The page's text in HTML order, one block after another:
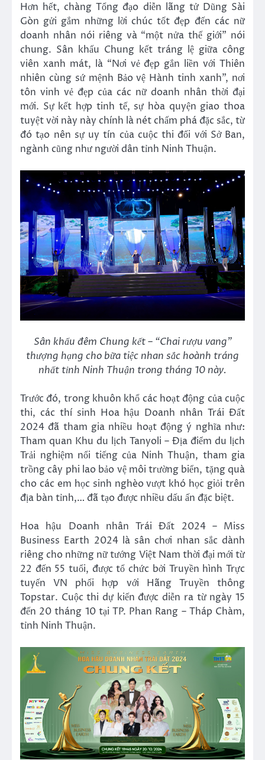
Hơn hết, chàng Tổng đạo diễn lãng tử Dũng Sài
Gòn gửi gắm những lời chúc tốt đẹp đến các nữ
doanh nhân nói riêng và “một nửa thế giới” nói
chung. Sân khấu Chung kết tráng lệ giữa công
viên xanh mát, là “Nơi vẻ đẹp gắn liền với Thiên
nhiên cùng sứ mệnh Bảo vệ Hành tinh xanh”, nơi
tôn vinh vẻ đẹp của các nữ doanh nhân thời đại
mới. Sự kết hợp tinh tế, sự hòa quyện giao thoa
tuyệt vời này này chính là nét chấm phá đặc sắc, từ
đó tạo nên sự uy tín của cuộc thi đối với Sở Ban,
ngành cũng như người dân tỉnh Ninh Thuận.
Sân khấu đêm Chung kết – “Chai rượu vang”
thượng hạng cho bữa tiệc nhan sắc hoành tráng
nhất tỉnh Ninh Thuận trong tháng 10 này.
Trước đó, trong khuôn khổ các hoạt động của cuộc
thi, các thí sinh Hoa hậu Doanh nhân Trái Đất
2024 đã tham gia nhiều hoạt động ý nghĩa như:
Tham quan Khu du lịch Tanyoli – Địa điểm du lịch
Trải nghiệm nổi tiếng của Ninh Thuận, tham gia
trồng cây phi lao bảo vệ môi trường biển, tặng quà
cho các em học sinh nghèo vượt khó học giỏi trên
địa bàn tỉnh,… đã tạo được nhiều dấu ấn đặc biệt.
Hoa hậu Doanh nhân Trái Đất 2024 – Miss
Business Earth 2024 là sân chơi nhan sắc dành
riêng cho những nữ tướng Việt Nam thời đại mới từ
22 đến 55 tuổi, được tổ chức bởi Truyền hình Trực
tuyến VN phối hợp với Hãng Truyền thông
Topstar. Cuộc thi dự kiến được diễn ra từ ngày 15
đến 20 tháng 10 tại TP. Phan Rang – Tháp Chàm,
tỉnh Ninh Thuận.